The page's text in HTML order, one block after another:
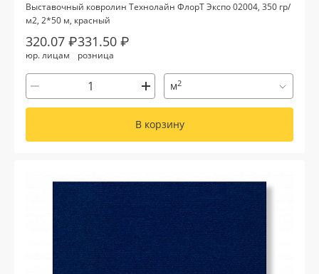
Выставочный ковролин Технолайн ФлорТ Экспо 02004, 350 гр/
м2, 2*50 м, красный
320.07 ₽
юр. лицам
331.50 ₽
розница
м2
В корзину